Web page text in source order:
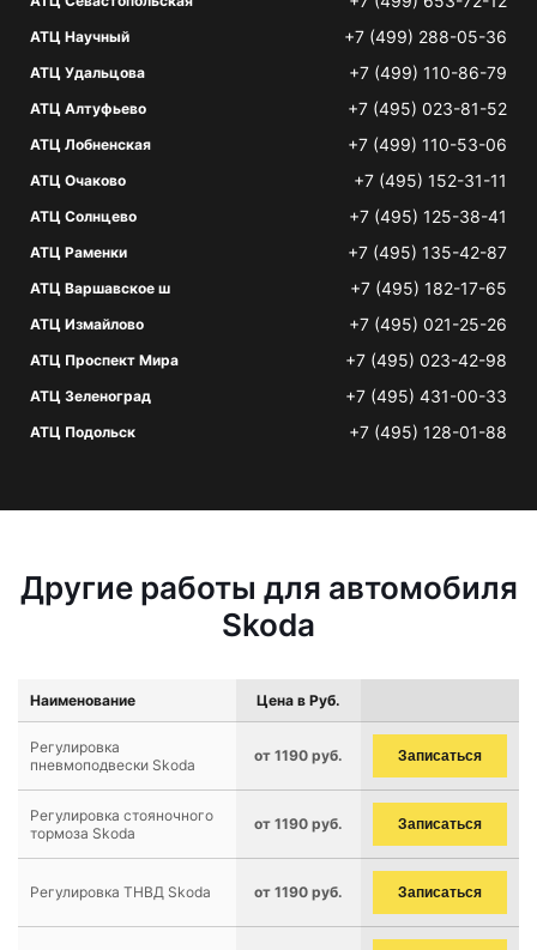
АТЦ Научный +7 (499) 288-05-36
АТЦ Удальцова +7 (499) 110-86-79
АТЦ Алтуфьево +7 (495) 023-81-52
АТЦ Лобненская +7 (499) 110-53-06
АТЦ Очаково +7 (495) 152-31-11
АТЦ Солнцево +7 (495) 125-38-41
АТЦ Раменки +7 (495) 135-42-87
АТЦ Варшавское ш +7 (495) 182-17-65
АТЦ Измайлово +7 (495) 021-25-26
АТЦ Проспект Мира +7 (495) 023-42-98
АТЦ Зеленоград +7 (495) 431-00-33
АТЦ Подольск +7 (495) 128-01-88
Другие работы для автомобиля
Skoda
Наименование Цена в Руб.
Регулировка
пневмоподвески Skoda
от 1190 руб. Записаться
Регулировка стояночного
тормоза Skoda
от 1190 руб. Записаться
Регулировка ТНВД Skoda от 1190 руб. Записаться